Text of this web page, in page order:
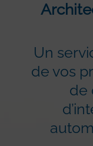
Un
de vos
de